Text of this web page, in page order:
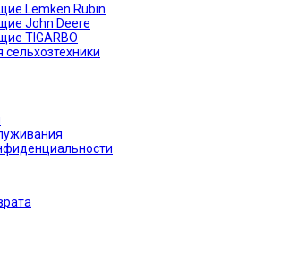
Lemken Rubin
John Deere
TIGARBO
сельхозтехники